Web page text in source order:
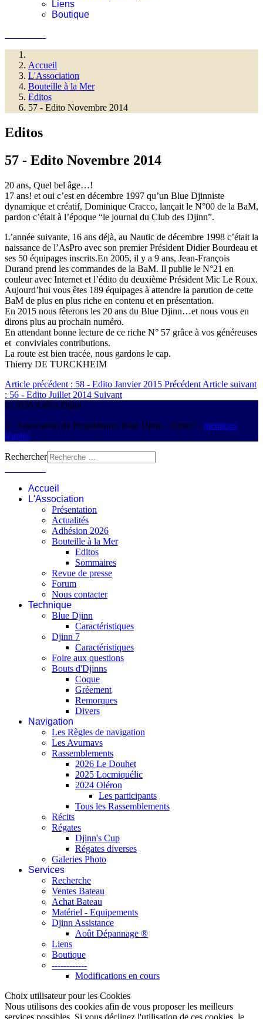
Liens
Boutique
Accueil
L'Association
Bouteille à la Mer
Editos
57 - Edito Novembre 2014
Editos
57 - Edito Novembre 2014
20 ans, Quel bel âge…!
17 ans! et oui c’est en décembre 1997 qu’un Blue Djinniste
dynamique et créatif, Dominique Cracco, lançait le N°00 de la BaM,
pardon c’était à l’époque “le journal du Club des Djinn”.
L’année suivante, 16 ans déjà, au Nautic de décembre 1998 c’était la
naissance de l’AsPro avec son premier Président Didier Bourdeau et
ses 50 équipages inscrits.En 2005, il y a 9 ans, Jean-François
Durand prend les commandes de la BaM. Il publie le N°21 en
couleur avec Internet et l’édito du deuxième Président Mic Le Roux.
Aujourd’hui vous êtes 189 équipages à attendre la parution de cette
BaM de plus en plus riche en contenu et en présentation.
En 2015 nous fêterons les 20 ans du Blue Djinn…et nous vous en
dirons plus au prochain numéro.
En attendant bonne lecture de ce riche N° 57 grâce à vos généreuses
et conviviales contributions.
La route est bien tracée, nous gardons le cap.
Thierry DE TURCKHEIM
Article précédent : 58 - Edito Janvier 2015 Précédent Article suivant
: 56 - Edito Juillet 2014 Suivant
© 2026 AsPro Djinn
© Association de Propriétaires Blue Djinn - Djinn7 - mentions
légales
Rechercher
Accueil
L'Association
Présentation
Actualités
Adhésion 2026
Bouteille à la Mer
Editos
Sommaires
Revue de presse
Forum
Nous contacter
Technique
Blue Djinn
Caractéristiques
Djinn 7
Caractéristiques
Foire aux questions
Bouts d'Djinns
Coque
Gréement
Remorques
Divers
Navigation
Les Règles de navigation
Les Avurnavs
Rassemblements
2026 Le Douhet
2025 Locmiquélic
2024 Oléron
Les participants
Tous les Rassemblements
Récits
Régates
Djinn's Cup
Régates diverses
Galeries Photo
Services
Recherche
Ventes Bateau
Achat Bateau
Matériel - Equipements
Djinn Assistance
Août Dépannage ®
Liens
Boutique
------------
Modifications en cours
Choix utilisateur pour les Cookies
Nous utilisons des cookies afin de vous proposer les meilleurs
services possibles. Si vous déclinez l'utilisation de ces cookies, le